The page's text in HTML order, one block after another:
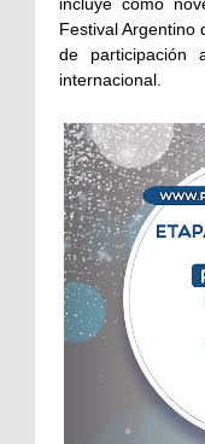
incluye como
Festival Argentino
de participación
internacional.